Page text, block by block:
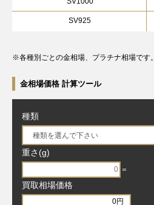
SV925
※各種別ごとの金相場、プラチナ相場です。
金相場価格 計算ツール
種類
重さ(g)
＝
買取相場価格
0円